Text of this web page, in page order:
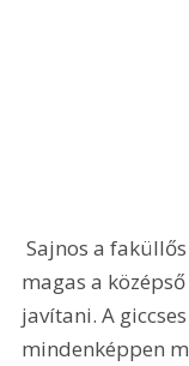
Sajnos a faküllős keréktárcsák is elég torzak,
magas a
javítani. A
mindenképpen